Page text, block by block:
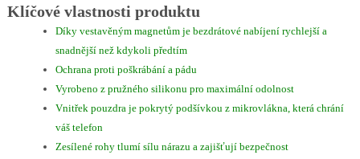
Klíčové vlastnosti produktu
Díky vestavěným magnetům je bezdrátové nabíjení rychlejší a
snadnější než kdykoli předtím
Ochrana proti poškrábání a pádu
Vyrobeno z pružného silikonu pro maximální odolnost
Vnitřek pouzdra je pokrytý podšívkou z mikrovlákna, která chrání
váš telefon
Zesílené rohy tlumí sílu nárazu a zajišťují bezpečnost